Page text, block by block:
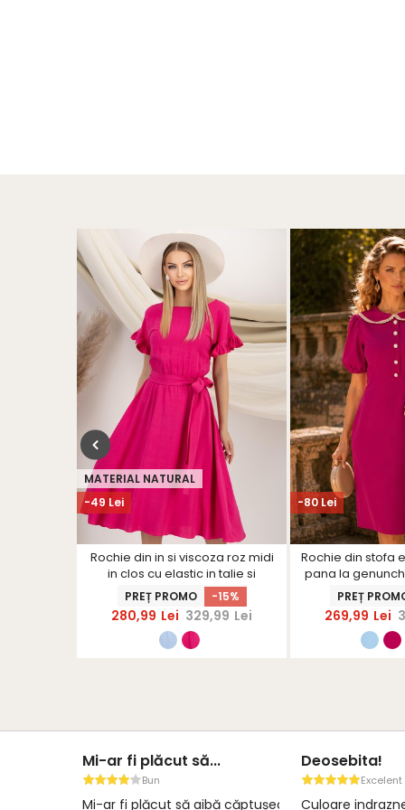
-49 Lei
MATERIAL NATURAL
Rochie din in si viscoza roz midi
in clos cu elastic in talie si
volanase la maneci -
StarShinerS
PREȚ PROMO -15%
280,99 Lei 329,99 Lei
-80 Lei
Rochie din stofa
pana la
guler rotunjit
PREȚ
269,99 Lei
Mi-ar fi plăcut să...
Bun
Mi-ar fi plăcut să aibă căptușeală
Deosebita!
Excelent
Culoare